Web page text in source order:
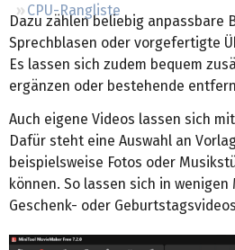
CPU-Rangliste
Dazu zählen beliebig anpassbare
Sprechblasen oder vorgefertigte
Es lassen sich zudem bequem
ergänzen oder bestehende
Auch eigene Videos lassen sich
Dafür steht eine Auswahl an
beispielsweise Fotos oder
können. So lassen sich in
Geschenk- oder